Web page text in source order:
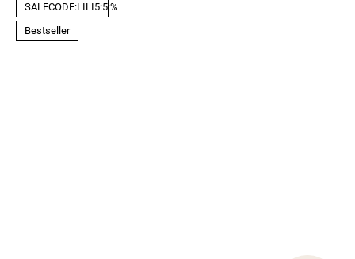
SALECODE:LILI5:5:%
Bestseller